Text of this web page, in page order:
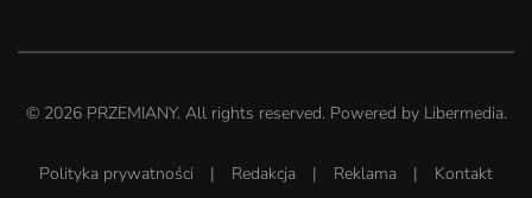
© 2026PRZEMIANY. All rights reserved. Powered by Libermedia.
Polityka prywatności | Redakcja | Reklama | Kontakt